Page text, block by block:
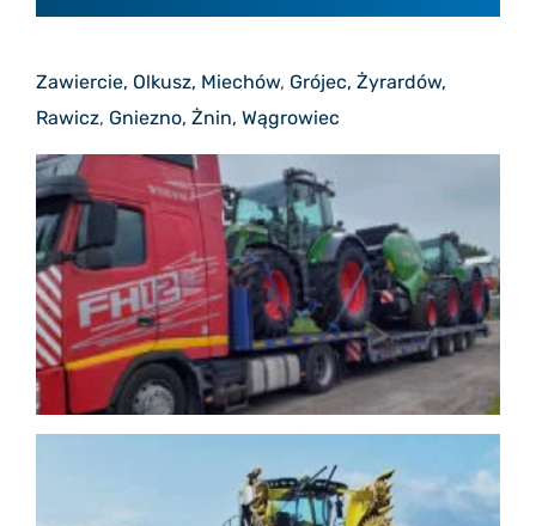
Zawiercie, Olkusz, Miechów, Grójec, Żyrardów,
Rawicz, Gniezno, Żnin, Wągrowiec